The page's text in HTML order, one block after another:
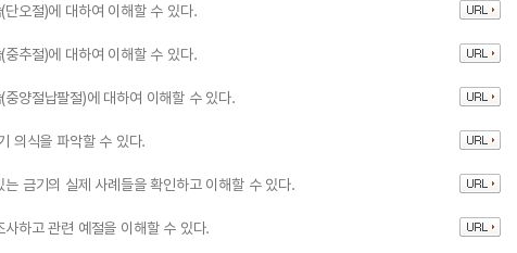
오절)에 대하여 이해할 수 있다.
추절)에 대하여 이해할 수 있다.
양절납팔절)에 대하여 이해할 수 있다.
의식을 파악할 수 있다.
금기의 실제 사례들을 확인하고 이해할 수 있다.
하고 관련 예절을 이해할 수 있다.